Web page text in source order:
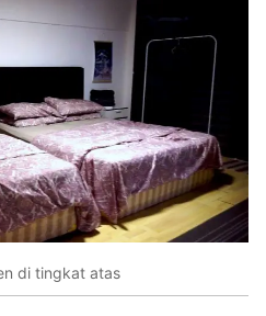
di tingkat atas